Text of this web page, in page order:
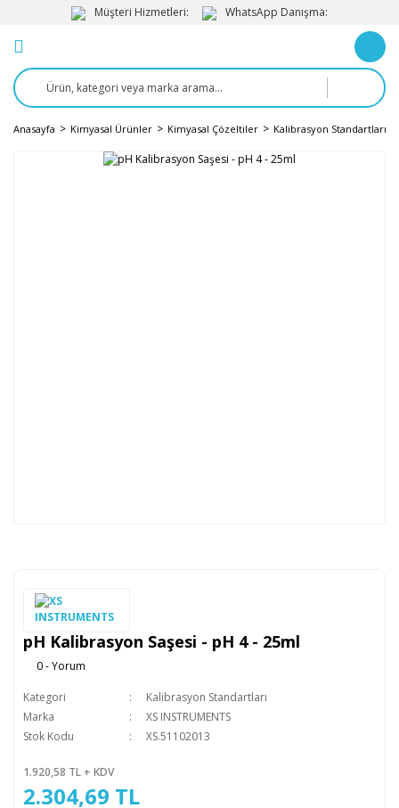
Müşteri Hizmetleri: WhatsApp Danışma:
Anasayfa Kimyasal Ürünler Kimyasal Çözeltiler Kalibrasyon Standartları
pH Kalibrasyon Saşesi - pH 4 - 25ml
0 - Yorum
Kategori
Kalibrasyon Standartları
Marka
XS INSTRUMENTS
Stok Kodu
XS.51102013
1.920,58 TL + KDV
2.304,69 TL